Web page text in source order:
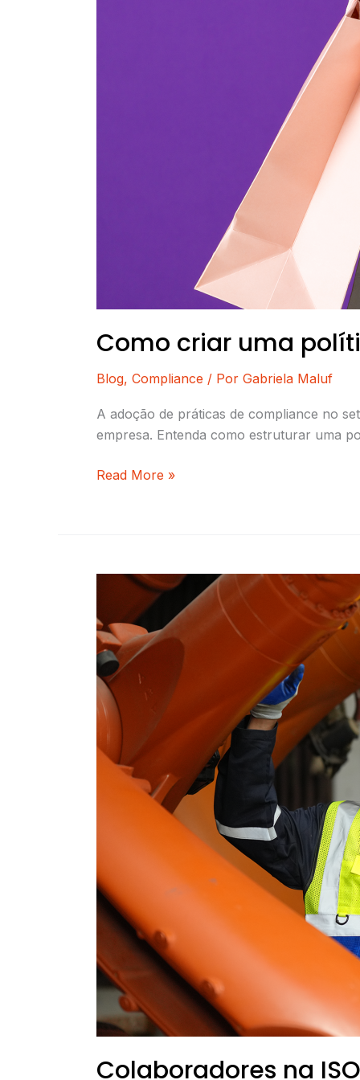
Como criar uma
Blog, Compliance / Por Gabriela Maluf
A adoção de práticas de compliance no
empresa. Entenda como estruturar uma
Read More »
Colaboradores na
Colaboradores
ISO
45001:2018
–
Participação
e
Consulta